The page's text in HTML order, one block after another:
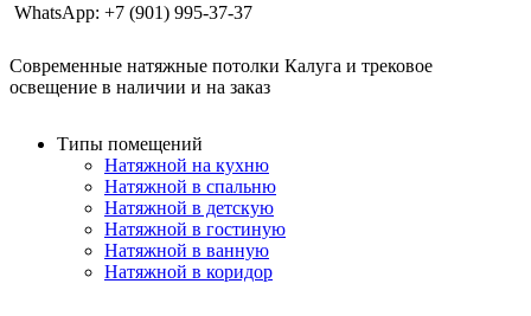
WhatsApp: +7 (901) 995-37-37
Современные натяжные потолки Калуга и трековое
освещение в наличии и на заказ
Типы помещений
Натяжной на кухню
Натяжной в спальню
Натяжной в детскую
Натяжной в гостиную
Натяжной в ванную
Натяжной в коридор